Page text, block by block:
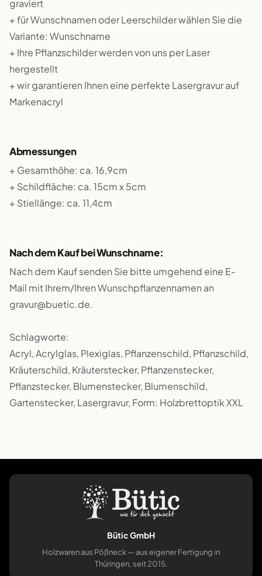
graviert
+ für Wunschnamen oder Leerschilder wählen Sie die
Variante: Wunschname
+ Ihre Pflanzschilder werden von uns per Laser
hergestellt
+ wir garantieren Ihnen eine perfekte Lasergravur auf
Markenacryl
Abmessungen
+ Gesamthöhe: ca. 16,9cm
+ Schildfläche: ca. 15cm x 5cm
+ Stiellänge: ca. 11,4cm
Nach dem Kauf bei Wunschname:
Nach dem Kauf senden Sie bitte umgehend eine E-
Mail mit Ihrem/Ihren Wunschpflanzennamen an
gravur@buetic.de.
Schlagworte:
Acryl, Acrylglas, Plexiglas, Pflanzenschild, Pflanzschild,
Kräuterschild, Kräuterstecker, Pflanzenstecker,
Pflanzstecker, Blumenstecker, Blumenschild,
Gartenstecker, Lasergravur, Form: Holzbrettoptik XXL
Bütic GmbH
Holzwaren aus Pößneck — aus eigener Fertigung in
Thüringen, seit 2015.